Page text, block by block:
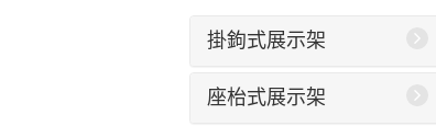
掛鉤式展示架
座枱式展示架